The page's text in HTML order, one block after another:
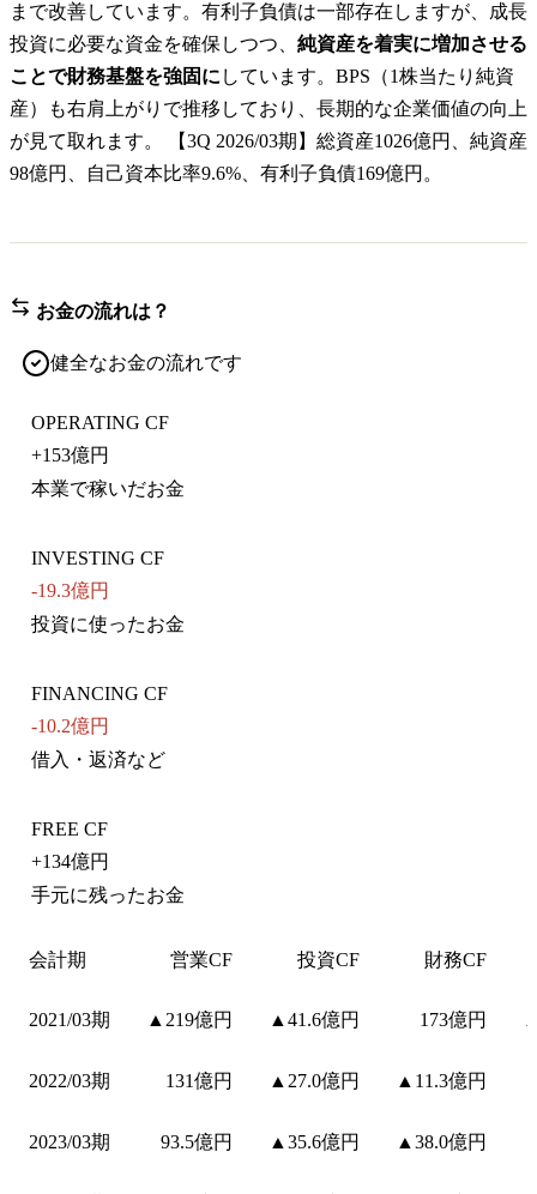
まで改善しています。有利子負債は一部存在しますが、成長
投資に必要な資金を確保しつつ、 純資産を着実に増加させる
ことで財務基盤を強固に しています。BPS（1株当たり純資
産）も右肩上がりで推移しており、長期的な企業価値の向上
が見て取れます。 【3Q 2026/03期】総資産1026億円、純資産
98億円、自己資本比率9.6%、有利子負債169億円。
お金の流れは？
健全なお金の流れです
OPERATING CF
+153億円
本業で稼いだお金
INVESTING CF
-19.3億円
投資に使ったお金
FINANCING CF
-10.2億円
借入・返済など
FREE CF
+134億円
手元に残ったお金
会計期 営業CF 投資CF 財務CF
2021/03期 ▲219億円 ▲41.6億円 173億円
2022/03期 131億円 ▲27.0億円 ▲11.3億円
2023/03期 93.5億円 ▲35.6億円 ▲38.0億円